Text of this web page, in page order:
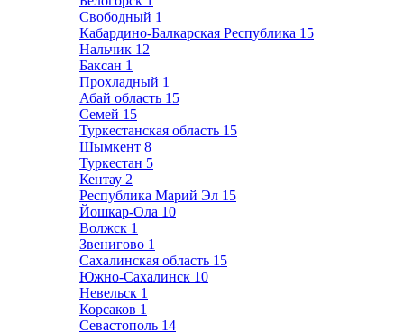
Свободный 1
Кабардино-Балкарская Республика 15
Нальчик 12
Баксан 1
Прохладный 1
Абай область 15
Семей 15
Туркестанская область 15
Шымкент 8
Туркестан 5
Кентау 2
Республика Марий Эл 15
Йошкар-Ола 10
Волжск 1
Звенигово 1
Сахалинская область 15
Южно-Сахалинск 10
Невельск 1
Корсаков 1
Севастополь 14